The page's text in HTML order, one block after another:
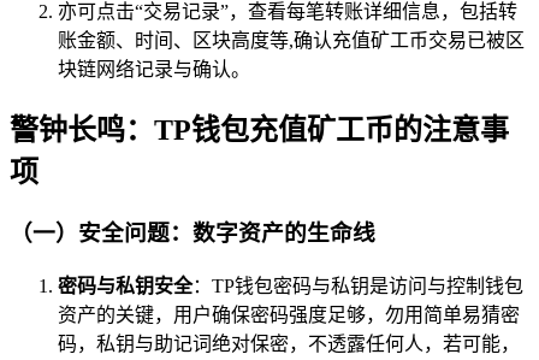
亦可点击“交易记录”，查看每笔转账详细信息，包括转
账金额、时间、区块高度等,确认充值矿工币交易已被区
块链网络记录与确认。
警钟长鸣：TP钱包充值矿工币的注意事
项
（一）安全问题：数字资产的生命线
密码与私钥安全：TP钱包密码与私钥是访问与控制钱包
资产的关键，用户确保密码强度足够，勿用简单易猜密
码，私钥与助记词绝对保密，不透露任何人，若可能，